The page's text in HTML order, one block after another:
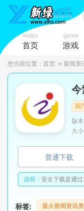
index
首页
game
游戏
您当前位置： 首页 → 新闻资
国
版
大
普通下载
说明： 安全下载是通
标签: 最火新闻资讯